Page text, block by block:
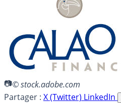
© stock.adobe.com
Partager : X (Twitter) LinkedIn